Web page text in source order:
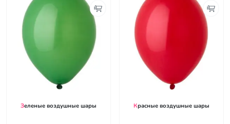
Зеленые воздушные шары Красные воздушные шары